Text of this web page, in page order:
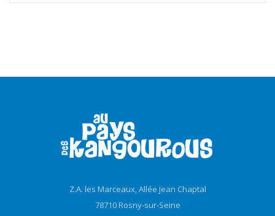
Z.A. les Marceaux, Allée Jean Chaptal
78710 Rosny-sur-Seine